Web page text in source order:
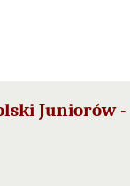
Juniorów